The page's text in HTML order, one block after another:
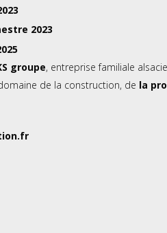
2023
groupe, entreprise familiale
de la construction, de la